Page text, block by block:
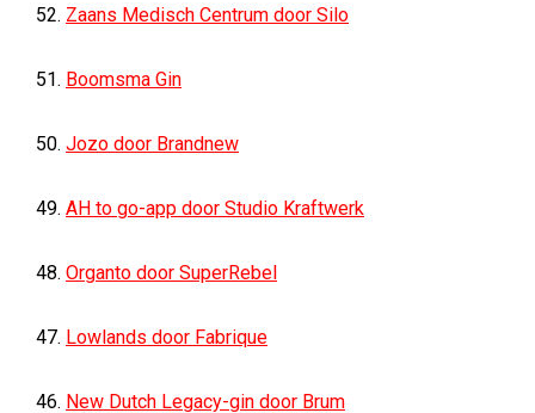
52. Zaans Medisch Centrum door Silo
51. Boomsma Gin
50. Jozo door Brandnew
49. AH to go-app door Studio Kraftwerk
48. Organto door SuperRebel
47. Lowlands door Fabrique
46. New Dutch Legacy-gin door Brum